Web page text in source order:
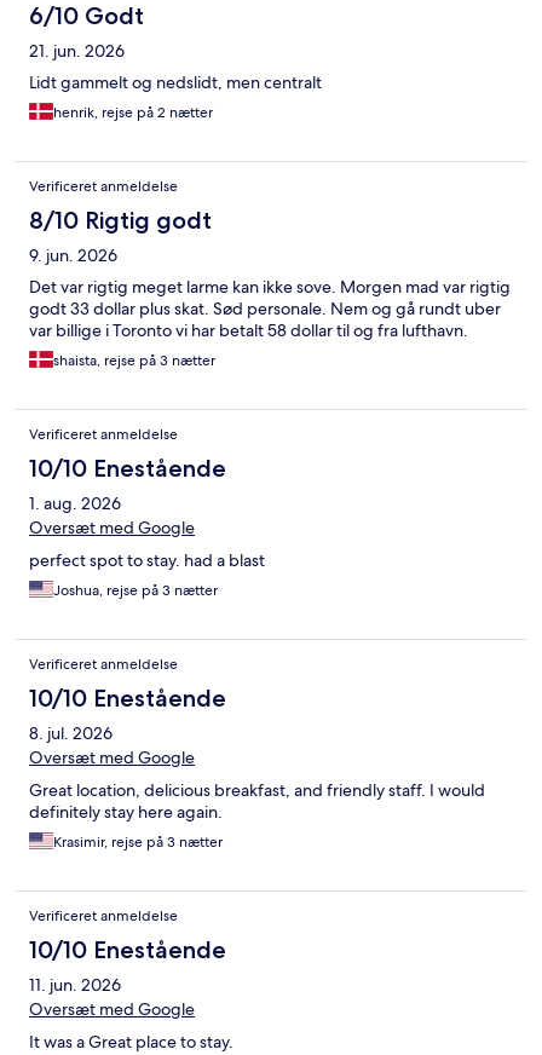
6/10 Godt
21. jun. 2026
Lidt gammelt og nedslidt, men centralt
henrik, rejse på 2 nætter
Verificeret anmeldelse
8/10 Rigtig godt
9. jun. 2026
Det var rigtig meget larme kan ikke sove. Morgen mad var rigtig
godt 33 dollar plus skat. Sød personale. Nem og gå rundt uber
var billige i Toronto vi har betalt 58 dollar til og fra lufthavn.
shaista, rejse på 3 nætter
Verificeret anmeldelse
10/10 Enestående
1. aug. 2026
Oversæt med Google
perfect spot to stay. had a blast
Joshua, rejse på 3 nætter
Verificeret anmeldelse
10/10 Enestående
8. jul. 2026
Oversæt med Google
Great location, delicious breakfast, and friendly staff. I would
definitely stay here again.
Krasimir, rejse på 3 nætter
Verificeret anmeldelse
10/10 Enestående
11. jun. 2026
Oversæt med Google
It was a Great place to stay.